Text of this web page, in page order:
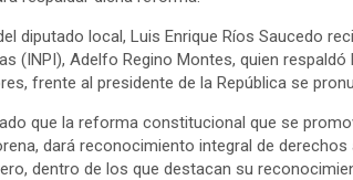
diputado local, Luis Enrique Ríos Saucedo
(INPI), Adelfo Regino Montes, quien
frente al presidente de la República se
que la reforma constitucional que se
dará reconocimiento integral de
dentro de los que destacan su